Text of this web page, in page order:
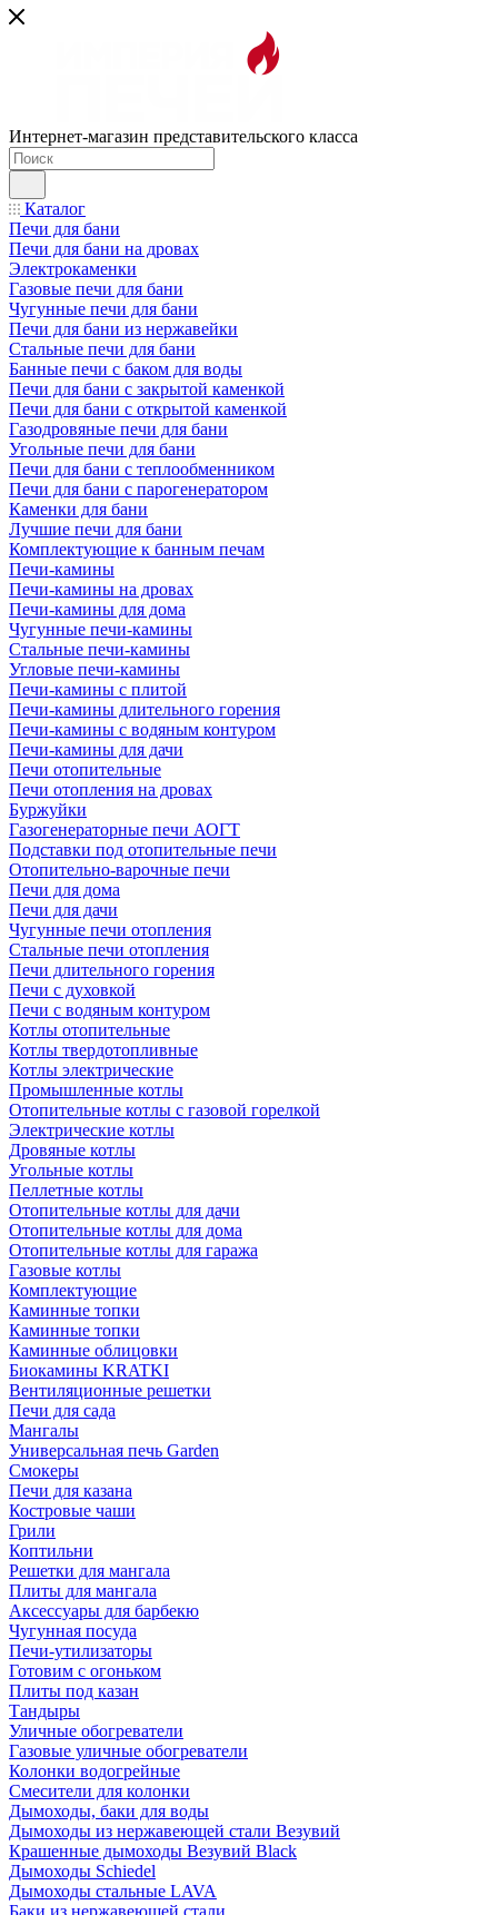
Интернет-магазин представительского класса
Каталог
Печи для бани
Печи для бани на дровах
Электрокаменки
Газовые печи для бани
Чугунные печи для бани
Печи для бани из нержавейки
Стальные печи для бани
Банные печи с баком для воды
Печи для бани с закрытой каменкой
Печи для бани с открытой каменкой
Газодровяные печи для бани
Угольные печи для бани
Печи для бани с теплообменником
Печи для бани с парогенератором
Каменки для бани
Лучшие печи для бани
Комплектующие к банным печам
Печи-камины
Печи-камины на дровах
Печи-камины для дома
Чугунные печи-камины
Стальные печи-камины
Угловые печи-камины
Печи-камины с плитой
Печи-камины длительного горения
Печи-камины с водяным контуром
Печи-камины для дачи
Печи отопительные
Печи отопления на дровах
Буржуйки
Газогенераторные печи АОГТ
Подставки под отопительные печи
Отопительно-варочные печи
Печи для дома
Печи для дачи
Чугунные печи отопления
Стальные печи отопления
Печи длительного горения
Печи с духовкой
Печи с водяным контуром
Котлы отопительные
Котлы твердотопливные
Котлы электрические
Промышленные котлы
Отопительные котлы с газовой горелкой
Электрические котлы
Дровяные котлы
Угольные котлы
Пеллетные котлы
Отопительные котлы для дачи
Отопительные котлы для дома
Отопительные котлы для гаража
Газовые котлы
Комплектующие
Каминные топки
Каминные топки
Каминные облицовки
Биокамины KRATKI
Вентиляционные решетки
Печи для сада
Мангалы
Универсальная печь Garden
Смокеры
Печи для казана
Костровые чаши
Грили
Коптильни
Решетки для мангала
Плиты для мангала
Аксессуары для барбекю
Чугунная посуда
Печи-утилизаторы
Готовим с огоньком
Плиты под казан
Тандыры
Уличные обогреватели
Газовые уличные обогреватели
Колонки водогрейные
Смесители для колонки
Дымоходы, баки для воды
Дымоходы из нержавеющей стали Везувий
Крашенные дымоходы Везувий Black
Дымоходы Schiedel
Дымоходы стальные LAVA
Баки из нержавеющей стали